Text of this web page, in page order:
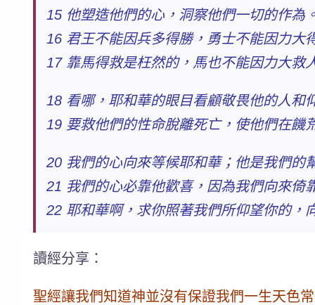
15 他塑造他們的心，洞察他們一切的作為
16 君王不能因兵多得勝，勇士不能因力大
17 靠馬得救是枉然的，馬也不能因力大救
18 看哪，耶和華的眼目看顧敬畏他的人和
19 要救他們的性命脫離死亡，使他們在饑
20 我們的心向來等候耶和華；他是我們的
21 我們的心必靠他歡喜，因為我們向來倚
22 耶和華啊，求你照著我們所仰望你的，
讀經分享：
聖經讓我們知道神並沒有保證我們一生天色